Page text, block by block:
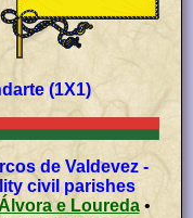
(1X1)
de Valdevez -
civil parishes
e Loureda•